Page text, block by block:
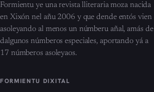
Formientu ye una revista lliteraria moza nacida
en Xixón nel añu 2006 y que dende entós vien
asoleyando al menos un númberu añal, amás de
dalgunos númberos especiales, aportando yá a
17 númberos asoleyaos.
FORMIENTU DIXITAL